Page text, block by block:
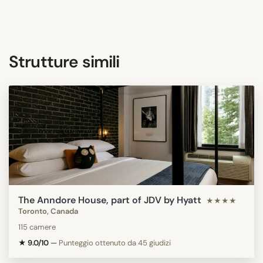
Strutture simili
The Anndore House, part of JDV by Hyatt ★★★★
Toronto, Canada
115 camere
★ 9.0/10 — Punteggio ottenuto da 45 giudizi